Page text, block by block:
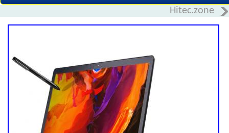
Hitec.zone